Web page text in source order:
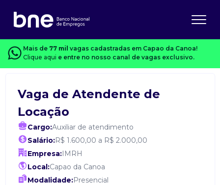
Mais de 77 mil vagas cadastradas em Capao da Canoa!
Clique aqui e entre no nosso canal de vagas exclusivo.
Vaga de Atendente de
Locação
Cargo:Auxiliar de atendimento
Salário:R$ 1.600,00 a R$ 2.000,00
Empresa:IMRH
Local:Capao da Canoa
Modalidade:Presencial